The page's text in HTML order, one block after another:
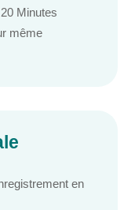
Minutes
même
en